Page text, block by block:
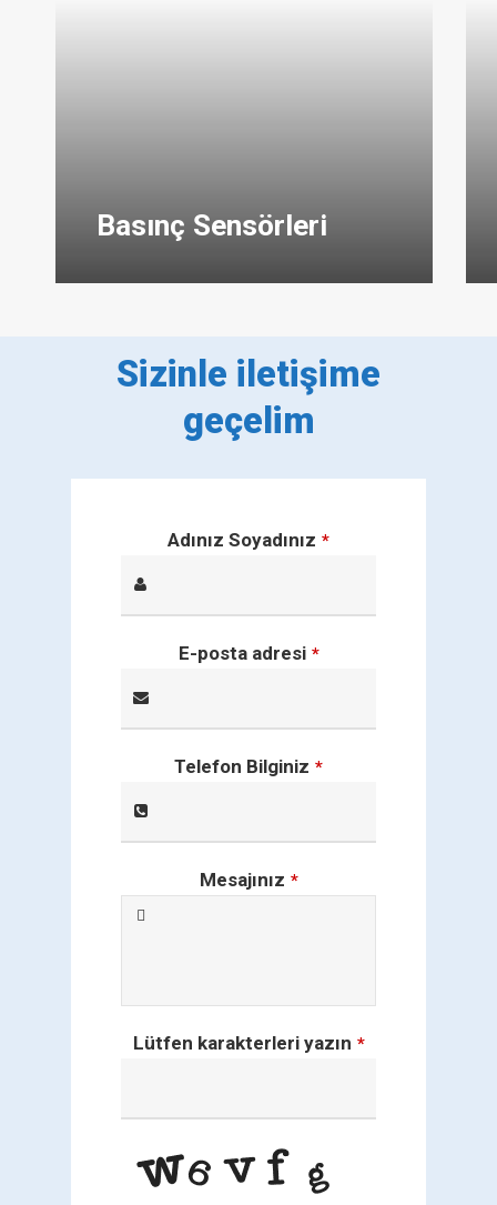
Basınç Sensörleri
Sizinle iletişime
geçelim
Adınız Soyadınız *
E-posta adresi *
Telefon Bilginiz *
Mesajınız *
Lütfen karakterleri yazın *